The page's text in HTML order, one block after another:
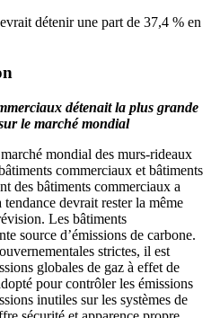
détenir une part de 37,4 % en
détenait la plus grande
le marché mondial
mondial des murs-rideaux
commerciaux et bâtiments
des bâtiments commerciaux a
devrait rester la même
Les bâtiments
source d’émissions de carbone.
strictes, il est
globales de gaz à effet de
pour contrôler les émissions
inutiles sur les systèmes de